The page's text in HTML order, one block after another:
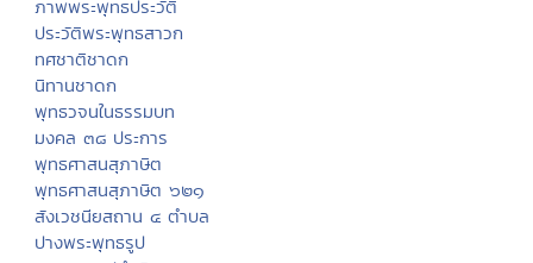
ภาพพระพุทธประวัติ
ประวัติพระพุทธสาวก
ทศชาติชาดก
นิทานชาดก
พุทธวจนในธรรมบท
มงคล ๓๘ ประการ
พุทธศาสนสุภาษิต
พุทธศาสนสุภาษิต ๖๒๑
สังเวชนียสถาน ๔ ตำบล
ปางพระพุทธรูป